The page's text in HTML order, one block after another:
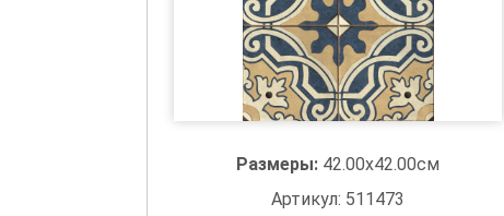
Размеры: 42.00x42.00см
Артикул: 511473